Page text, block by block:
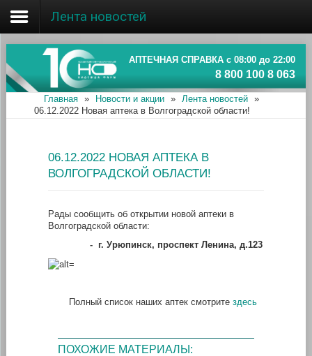
Главная
Об ассоциации
Наши аптеки
Информация
Лента новостей
АПТЕЧНАЯ СПРАВКА с 08:00 до 22:00
8 800 100 8 063
Главная » Новости и акции » Лента новостей
»
06.12.2022 Новая аптека в Волгоградской области!
06.12.2022 НОВАЯ АПТЕКА В
ВОЛГОГРАДСКОЙ ОБЛАСТИ!
Рады сообщить об открытии новой аптеки в
Волгоградской области:
- г. Урюпинск, проспект Ленина, д.123
Полный список наших аптек смотрите здесь
ПОХОЖИЕ МАТЕРИАЛЫ: